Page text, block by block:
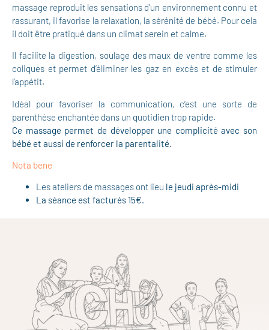
massage reproduit les sensations d’un environnement connu et
rassurant, il favorise la relaxation, la sérénité de bébé. Pour cela
il doit être pratiqué dans un climat serein et calme.
Il facilite la digestion, soulage des maux de ventre comme les
coliques et permet d’éliminer les gaz en excès et de stimuler
l’appétit.
Idéal pour favoriser la communication, c’est une sorte de
parenthèse enchantée dans un quotidien trop rapide.
Ce massage permet de développer une complicité avec son
bébé et aussi de renforcer la parentalité.
Nota bene
Les ateliers de massages ont lieu le jeudi après-midi
La séance est facturés 15€.